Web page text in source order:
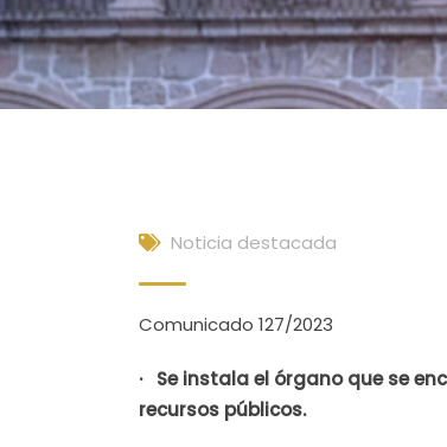
Noticia destacada
Comunicado 127/2023
· Se instala el órgano que se
recursos públicos.